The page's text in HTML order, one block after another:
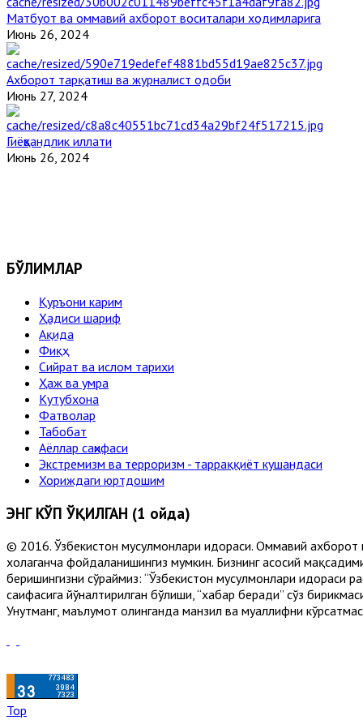
Матбуот ва оммавий ахборот воситалари ходимларига
Июнь 26, 2024
Ахборот тарқатиш ва журналист одоби
Июнь 27, 2024
Гиёҳвандлик иллати
Июнь 26, 2024
БЎЛИМЛАР
Қуръони карим
Ҳадиси шариф
Ақида
Фиқҳ
Сийрат ва ислом тарихи
Ҳаж ва умра
Кутубхона
Фатволар
Табобат
Аёллар саҳифаси
Экстремизм ва терроризм - тарраққиёт кушандаси
Хориждаги юртдошим
ЭНГ КЎП ЎҚИЛГАН (1 ойда)
© 2016. Ўзбекистон мусулмонлари идораси. Оммавий ахборот
хоҳлаганча фойдаланишингиз мумкин. Бизнинг асосий
беришингизни сўраймиз: “Ўзбекистон мусулмонлари идораси
саҳифасига йўналтирилган бўлиши, “хабар беради” сўз
Унутманг, маълумот олинганда манзил ва муаллифни
Top